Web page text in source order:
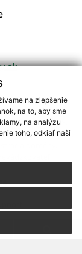
na zlepšenie
na to, aby sme
na analýzu
toho, odkiaľ naši
s využitím RSS
stránok,web portál
domény